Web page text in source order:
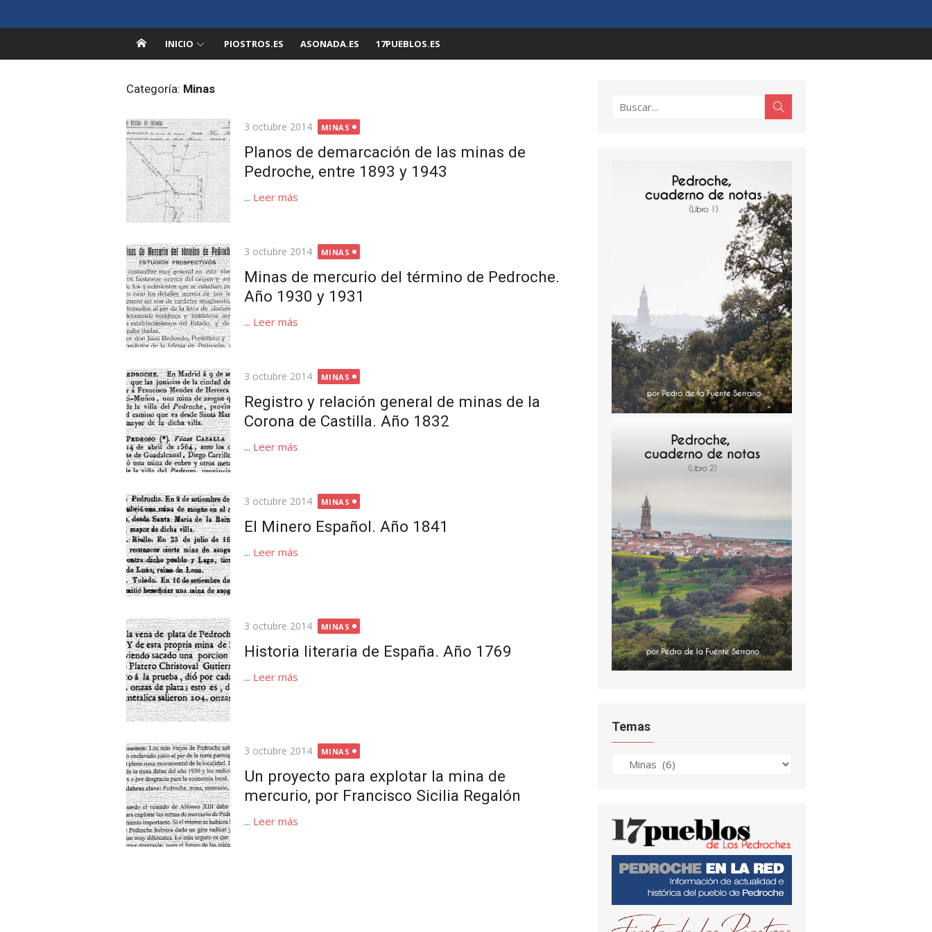
al
Pedroche en la Red
Información sobre Pedroche, Córdoba
INICIO
PIOSTROS.ES ASONADA.ES 17PUEBLOS.ES
Categoría: Minas
Publicada
3 octubre 2014 MINAS
Planos de demarcación de las minas de
Pedroche, entre 1893 y 1943
... Leer más
Publicada
3 octubre 2014 MINAS
Minas de mercurio del término de Pedroche.
Año 1930 y 1931
... Leer más
Publicada
3 octubre 2014 MINAS
Registro y relación general de minas de la
Corona de Castilla. Año 1832
... Leer más
Publicada
3 octubre 2014 MINAS
El Minero Español. Año 1841
... Leer más
Publicada
3 octubre 2014 MINAS
Historia literaria de España. Año 1769
... Leer más
Publicada
3 octubre 2014 MINAS
Un proyecto para explotar la mina de
mercurio, por Francisco Sicilia Regalón
... Leer más
Buscar:
Temas
Temas